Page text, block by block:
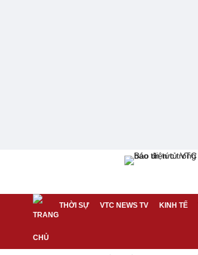
THỜI SỰ VTC NEWS TV KINH TẾ